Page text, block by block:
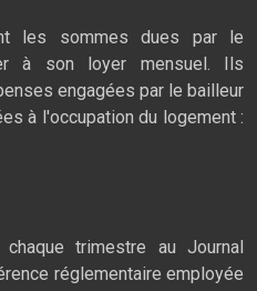
les sommes dues par le
à son loyer mensuel. Ils
engagées par le bailleur
à l'occupation du logement :
trimestre au Journal
réglementaire employée